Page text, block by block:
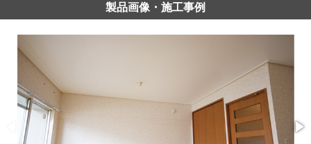
製品画像・施工事例